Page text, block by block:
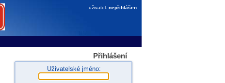
uživatel: nepřihlášen
Přihlášení
Uživatelské jméno: